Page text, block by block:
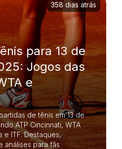
para 13 de
Jogos das
e
de tênis em 13 de
ATP Cincinnati, WTA
e ITF. Destaques,
análises para fãs
358 dias atrás